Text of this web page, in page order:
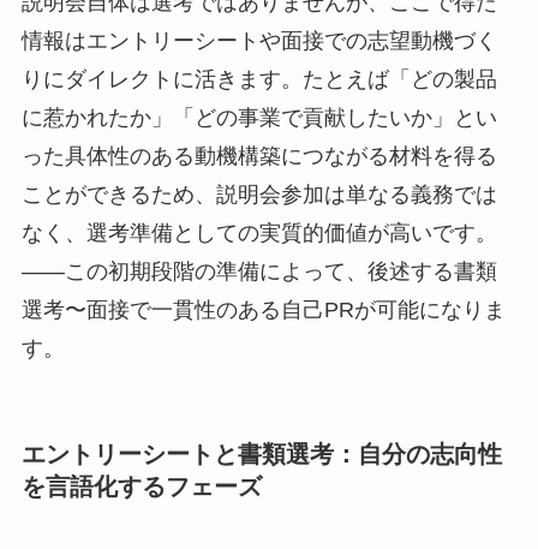
情報はエントリーシートや面接での志望動機づく
りにダイレクトに活きます。たとえば「どの製品
に惹かれたか」「どの事業で貢献したいか」とい
った具体性のある動機構築につながる材料を得る
ことができるため、説明会参加は単なる義務では
なく、選考準備としての実質的価値が高いです。
――この初期段階の準備によって、後述する書類
選考〜面接で一貫性のある自己PRが可能になりま
す。
エントリーシートと書類選考：自分の志向性
を言語化するフェーズ